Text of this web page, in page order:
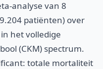
analyse van 8
patiënten) over
het volledige
(CKM) spectrum.
totale mortaliteit